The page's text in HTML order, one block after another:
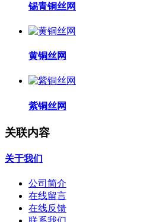
锡青铜丝网
黄铜丝网
紫铜丝网
关联内容
关于我们
公司简介
在线留言
在线反馈